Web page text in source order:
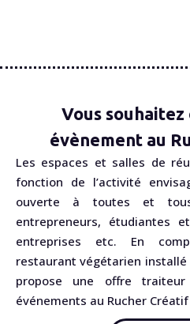
Vous
évènement au
Les espaces et salles de
fonction de l’activité
ouverte à toutes et
entrepreneurs, étudiantes
entreprises etc. En
restaurant végétarien installé
propose une offre
événements au Rucher